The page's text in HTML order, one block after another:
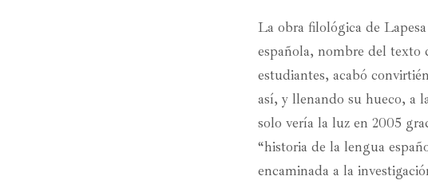
La obra filológica de
española, nombre del texto
estudiantes, acabó
así, y llenando su hueco, a
solo vería la luz en 2005
“historia de la lengua
encaminada a la